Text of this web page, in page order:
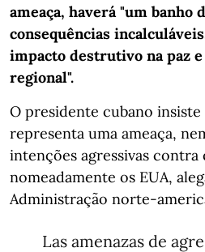
ameaça, haverá "um banho
consequências
impacto destrutivo na paz
regional".
O presidente cubano insiste
representa uma ameaça,
intenções agressivas contra
nomeadamente os EUA,
Administração norte-
Las amenazas de